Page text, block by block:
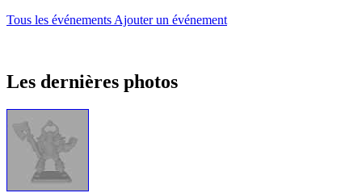
Tous les événements Ajouter un événement
Les dernières photos